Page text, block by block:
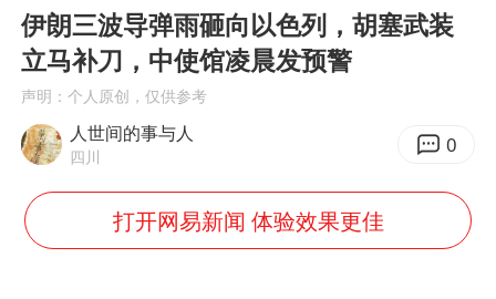
王力宏演唱会黄牛带观众藏匿被查获
四川宜宾市高县发生4.9级地震
陕西省委书记赶赴柞水县杏坪镇
女孩摆摊卖菌子时收到北大通知书
伊朗三波导弹雨砸向以色列，胡塞武装
立马补刀，中使馆凌晨发预警
声明：个人原创，仅供参考
人世间的事与人
四川 0
打开网易新闻 体验效果更佳